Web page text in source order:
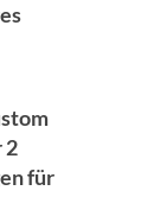
2
für